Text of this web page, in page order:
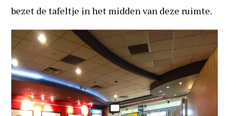
bezet de tafeltje in het midden van deze ruimte.